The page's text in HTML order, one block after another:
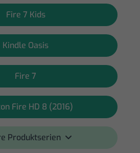
Fire 7 Kids
Kindle Oasis
Fire 7
Fire HD 8 (2016)
Produktserien